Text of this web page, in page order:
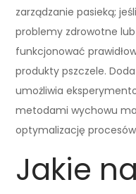
zarządzanie pasieką;
problemy zdrowotne
funkcjonować
produkty pszczele.
umożliwia
metodami wychowu
optymalizację
Jakie